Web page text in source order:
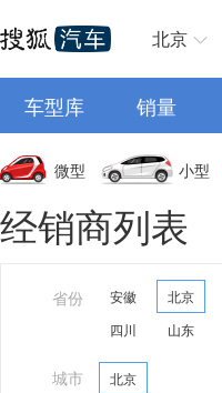
北京
车型库 销量
微型 小型
经销商列表
省份 安徽 北京
四川
山东
城市 北京